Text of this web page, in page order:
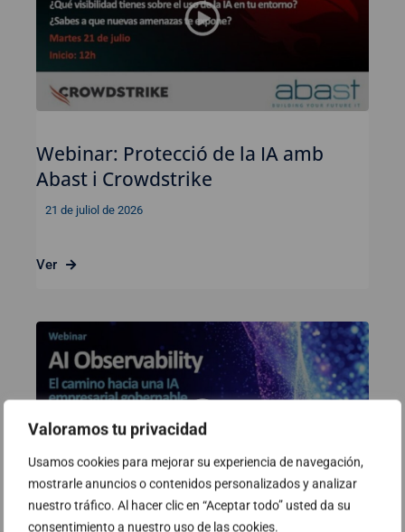
Valoramos tu privacidad
Usamos cookies para mejorar su experiencia de navegación,
mostrarle anuncios o contenidos personalizados y analizar
nuestro tráfico. Al hacer clic en “Aceptar todo” usted da su
consentimiento a nuestro uso de las cookies.
Webinar: Protecció de la IA amb
Abast i Crowdstrike
21 de juliol de 2026
Ver